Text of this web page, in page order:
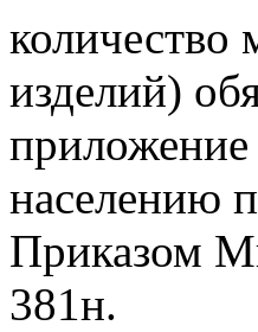
количество
изделий)
населению
Приказом
381н.